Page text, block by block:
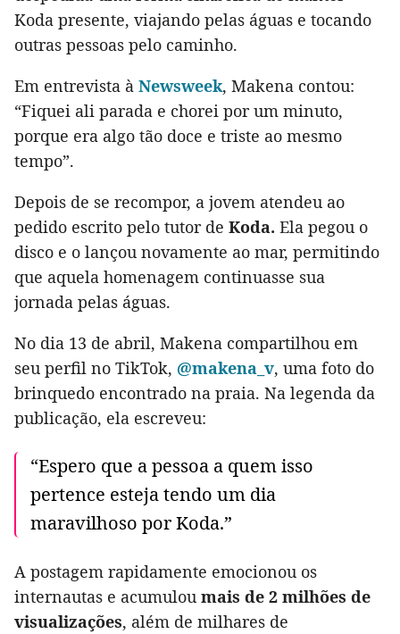
Koda presente, viajando pelas águas e tocando
outras pessoas pelo caminho.
Em entrevista à Newsweek, Makena contou:
“Fiquei ali parada e chorei por um minuto,
porque era algo tão doce e triste ao mesmo
tempo”.
Depois de se recompor, a jovem atendeu ao
pedido escrito pelo tutor de Koda. Ela pegou o
disco e o lançou novamente ao mar, permitindo
que aquela homenagem continuasse sua
jornada pelas águas.
No dia 13 de abril, Makena compartilhou em
seu perfil no TikTok, @makena_v, uma foto do
brinquedo encontrado na praia. Na legenda da
publicação, ela escreveu:
“Espero que a pessoa a quem isso
pertence esteja tendo um dia
maravilhoso por Koda.”
A postagem rapidamente emocionou os
internautas e acumulou mais de 2 milhões de
visualizações, além de milhares de